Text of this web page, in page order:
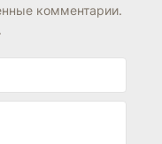
комментарии.